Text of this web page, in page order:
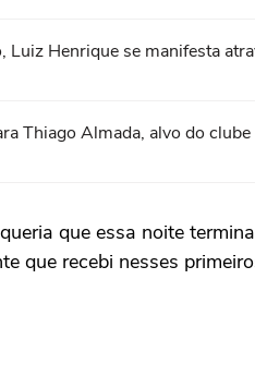
Henrique se manifesta
Thiago Almada, alvo do clube
que essa noite
que recebi nesses